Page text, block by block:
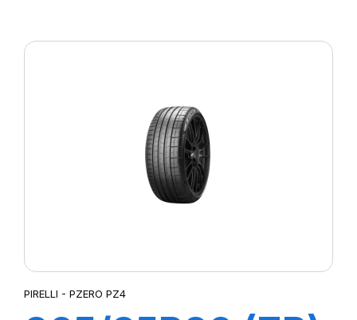
PIRELLI - PZERO PZ4